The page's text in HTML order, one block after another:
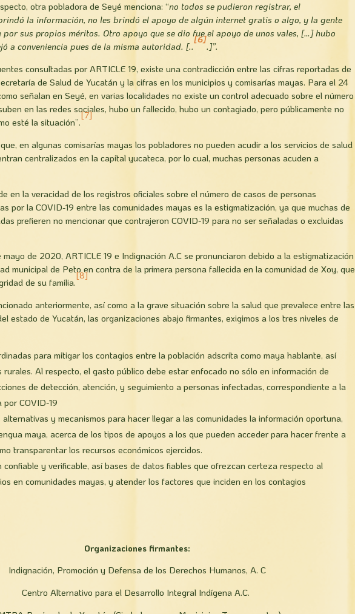
otra pobladora de Seyé menciona: “no todos se pudieron registrar, el
la información, no les brindó el apoyo de algún internet gratis o algo, y la gente
por sus propios méritos. Otro apoyo que se dio fue el apoyo de unos vales, […] hubo
a conveniencia pues de la misma autoridad. [..
[6]
.]”.
consultadas por ARTICLE 19, existe una contradicción entre las cifras reportadas de
de Salud de Yucatán y la cifras en los municipios y comisarías mayas. Para el 24
señalan en Seyé, en varias localidades no existe un control adecuado sobre el número
en las redes sociales, hubo un fallecido, hubo un contagiado, pero públicamente no
esté la situación”.
[7]
en algunas comisarías mayas los pobladores no pueden acudir a los servicios de salud
centralizados en la capital yucateca, por lo cual, muchas personas acuden a
en la veracidad de los registros oficiales sobre el número de casos de personas
por la COVID-19 entre las comunidades mayas es la estigmatización, ya que muchas de
prefieren no mencionar que contrajeron COVID-19 para no ser señaladas o excluidas
de 2020, ARTICLE 19 e Indignación A.C se pronunciaron debido a la estigmatización
municipal de Peto en contra de la primera persona fallecida en la comunidad de Xoy, que
de su familia.
[8]
anteriormente, así como a la grave situación sobre la salud que prevalece entre las
estado de Yucatán, las organizaciones abajo firmantes, exigimos a los tres niveles de
para mitigar los contagios entre la población adscrita como maya hablante, así
rurales. Al respecto, el gasto público debe estar enfocado no sólo en información de
de detección, atención, y seguimiento a personas infectadas, correspondiente a la
COVID-19
alternativas y mecanismos para hacer llegar a las comunidades la información oportuna,
maya, acerca de los tipos de apoyos a los que pueden acceder para hacer frente a
transparentar los recursos económicos ejercidos.
confiable y verificable, así bases de datos fiables que ofrezcan certeza respecto al
en comunidades mayas, y atender los factores que inciden en los contagios
Organizaciones firmantes:
Indignación, Promoción y Defensa de los Derechos Humanos, A. C
Centro Alternativo para el Desarrollo Integral Indígena A.C.